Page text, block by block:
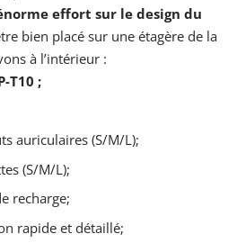
effort sur le design du
bien placé sur une étagère de la
à l’intérieur :
T10 ;
auriculaires (S/M/L);
(S/M/L);
recharge;
rapide et détaillé;